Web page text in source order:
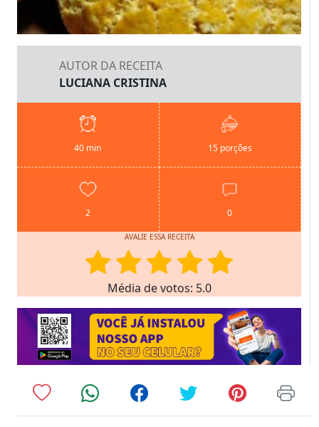
AUTOR DA RECEITA
LUCIANA CRISTINA
40 min 15 porções
2 0
AVALIE ESSA RECEITA
Média de votos: 5.0